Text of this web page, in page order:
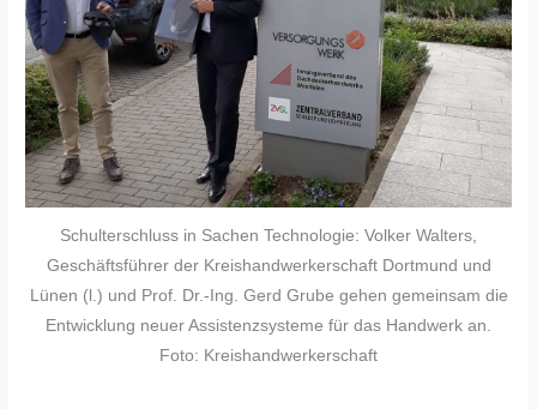
Schulterschluss in Sachen Technologie: Volker Walters,
Geschäftsführer der Kreishandwerkerschaft Dortmund und
Lünen (l.) und Prof. Dr.-Ing. Gerd Grube gehen gemeinsam die
Entwicklung neuer Assistenzsysteme für das Handwerk an.
Foto: Kreishandwerkerschaft